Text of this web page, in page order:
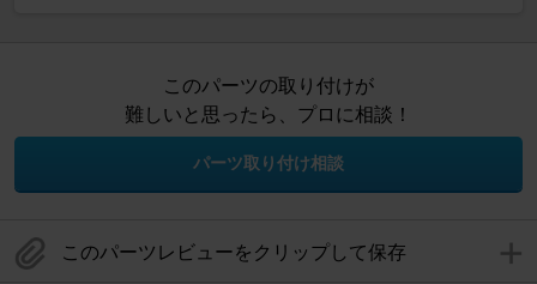
このパーツの取り付けが
難しいと思ったら、プロに相談！
パーツ取り付け相談
このパーツレビューをクリップして保存